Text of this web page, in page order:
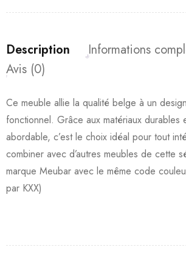
Description
Informations
Avis (0)
Ce meuble allie la qualité belge à un
fonctionnel. Grâce aux matériaux durables
abordable, c’est le choix idéal pour tout
combiner avec d’autres meubles de cette
marque Meubar avec le même code
par KXX)